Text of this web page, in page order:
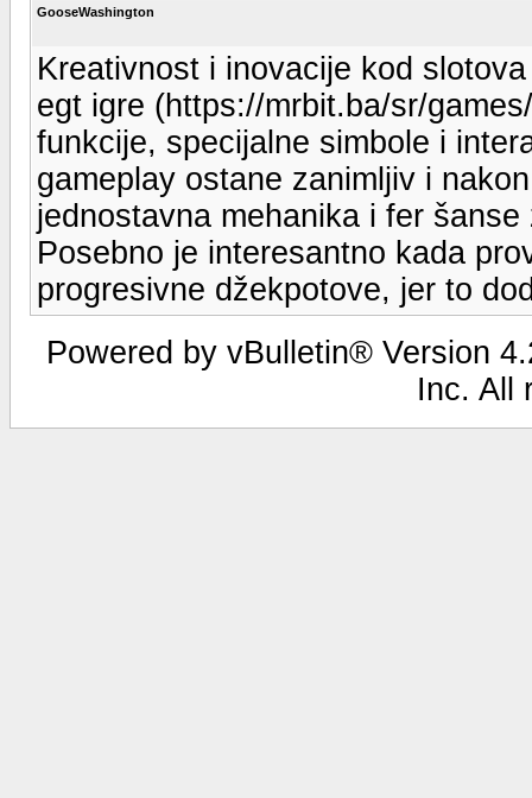
GooseWashington
Kreativnost i inovacije kod
egt igre (https://mrbit.ba/sr/
funkcije, specijalne simbole i
gameplay ostane zanimljiv i
jednostavna mehanika i fer
Posebno je interesantno kada
progresivne džekpotove, jer to
Powered by vBulletin® Version
Inc. All